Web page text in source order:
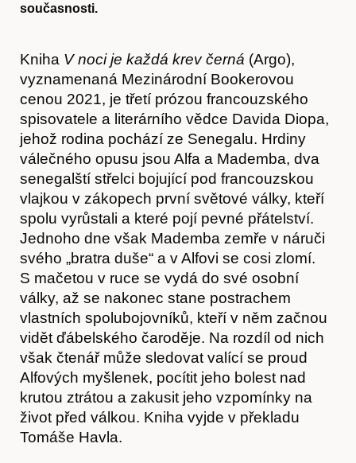
současnosti.
Kniha V noci je každá krev černá (Argo),
vyznamenaná Mezinárodní Bookerovou
cenou 2021, je třetí prózou francouzského
spisovatele a literárního vědce Davida Diopa,
jehož rodina pochází ze Senegalu. Hrdiny
válečného opusu jsou Alfa a Mademba, dva
senegalští střelci bojující pod francouzskou
vlajkou v zákopech první světové války, kteří
spolu vyrůstali a které pojí pevné přátelství.
Jednoho dne však Mademba zemře v náruči
svého „bratra duše“ a v Alfovi se cosi zlomí.
S mačetou v ruce se vydá do své osobní
války, až se nakonec stane postrachem
vlastních spolubojovníků, kteří v něm začnou
vidět ďábelského čaroděje. Na rozdíl od nich
však čtenář může sledovat valící se proud
Alfových myšlenek, pocítit jeho bolest nad
krutou ztrátou a zakusit jeho vzpomínky na
život před válkou. Kniha vyjde v překladu
Tomáše Havla.